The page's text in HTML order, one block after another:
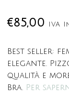
€85,00 IVA
Best seller:
elegante.
qualità e
Bra. Per